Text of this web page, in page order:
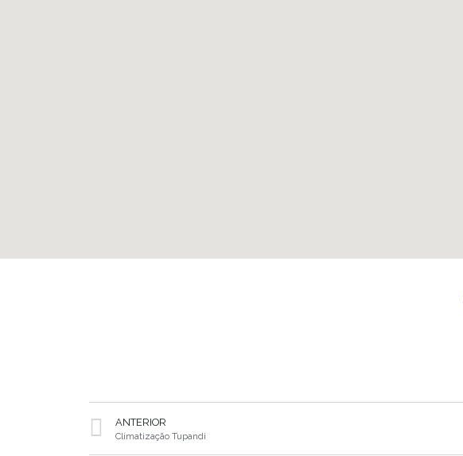
ANTERIOR
Climatização Tupandi